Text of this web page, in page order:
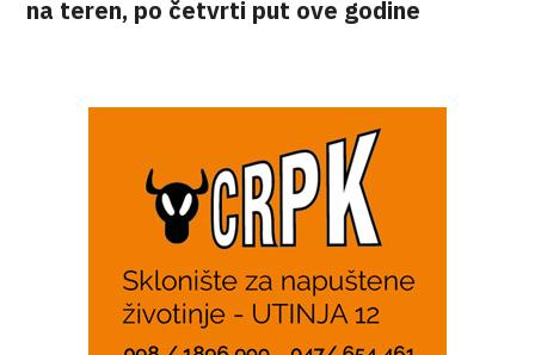
na teren, po četvrti put ove godine